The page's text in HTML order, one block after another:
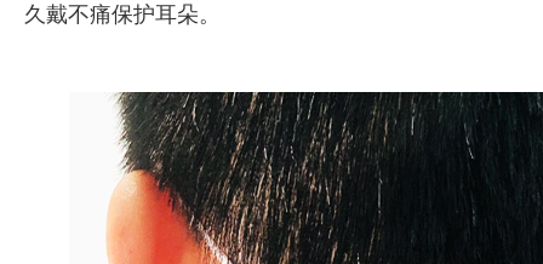
久戴不痛保护耳朵。